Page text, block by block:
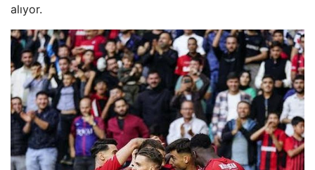
alıyor.